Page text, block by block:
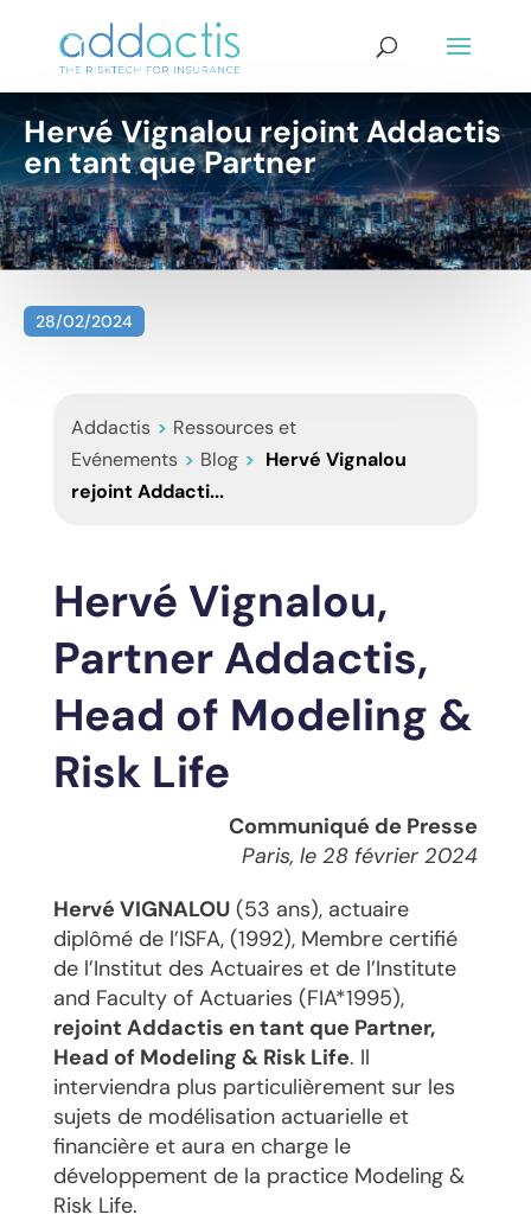
Hervé Vignalou rejoint Addactis
en tant que Partner
28/02/2024
Addactis > Ressources et
Evénements > Blog > Hervé Vignalou
rejoint Addacti...
Hervé Vignalou,
Partner Addactis,
Head of Modeling &
Risk Life
Communiqué de Presse
Paris, le 28 février 2024
Hervé VIGNALOU(53 ans), actuaire
diplômé de l’ISFA, (1992), Membre certifié
de l’Institut des Actuaires et de l’Institute
and Faculty of Actuaries (FIA*1995),
rejoint Addactis en tant que Partner,
Head of Modeling & Risk Life. Il
interviendra plus particulièrement sur les
sujets de modélisation actuarielle et
financière et aura en charge le
développement de la practice Modeling &
Risk Life.